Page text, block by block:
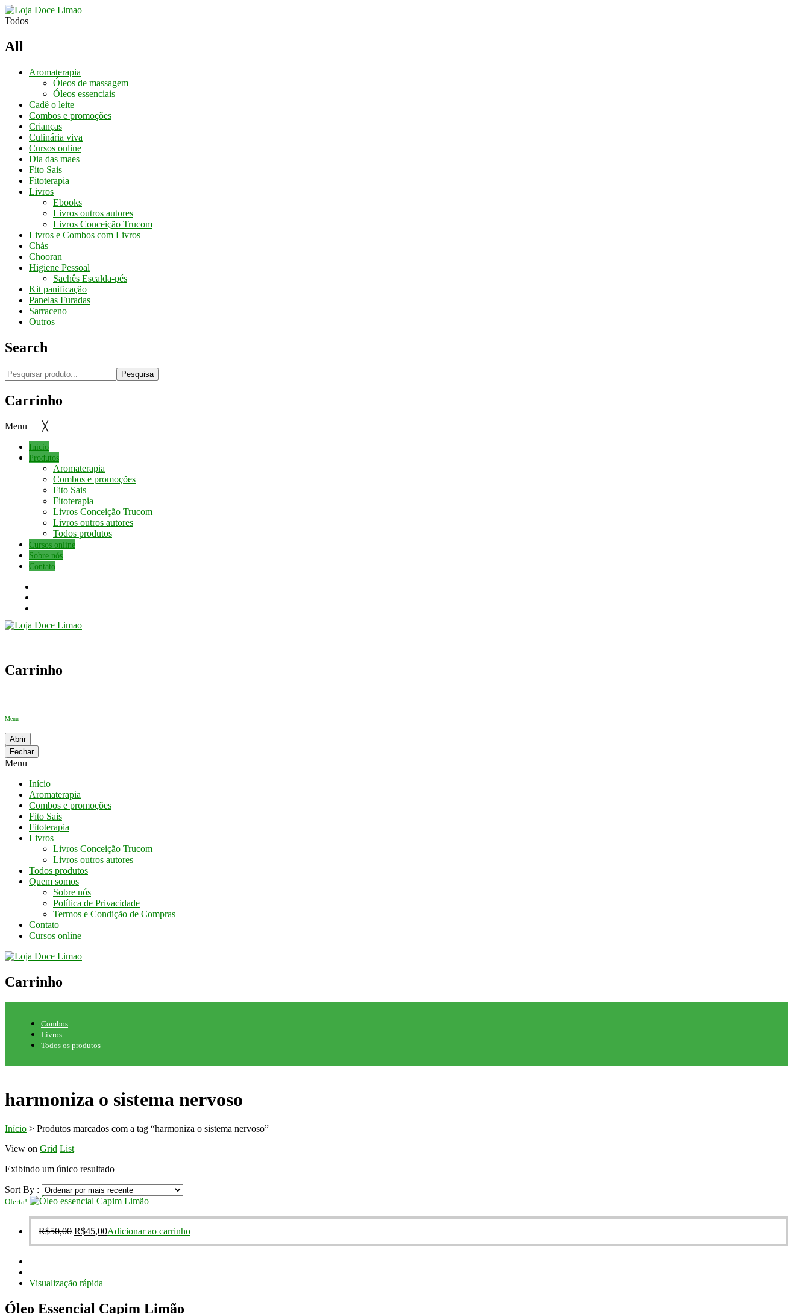
Todos
All
Aromaterapia
Óleos de massagem
Óleos essenciais
Cadê o leite
Combos e promoções
Crianças
Culinária viva
Cursos online
Dia das maes
Fito Sais
Fitoterapia
Livros
Ebooks
Livros outros autores
Livros Conceição Trucom
Livros e Combos com Livros
Chás
Chooran
Higiene Pessoal
Sachês Escalda-pés
Kit panificação
Panelas Furadas
Sarraceno
Outros
Search
Pesquisa
Carrinho
Menu ≡ ╳
Início
Produtos
Aromaterapia
Combos e promoções
Fito Sais
Fitoterapia
Livros Conceição Trucom
Livros outros autores
Todos produtos
Cursos online
Sobre nós
Contato
Carrinho
Menu
Abrir
Fechar
Menu
Início
Aromaterapia
Combos e promoções
Fito Sais
Fitoterapia
Livros
Livros Conceição Trucom
Livros outros autores
Todos produtos
Quem somos
Sobre nós
Política de Privacidade
Termos e Condição de Compras
Contato
Cursos online
Carrinho
Combos
Livros
Todos os produtos
harmoniza o sistema nervoso
Início > Produtos marcados com a tag “harmoniza o sistema nervoso”
View on Grid List
Exibindo um único resultado
Sort By :
Oferta!
R$50,00 O
R$45,00O
Adicionar ao carrinho
Visualização rápida
Óleo Essencial Capim Limão